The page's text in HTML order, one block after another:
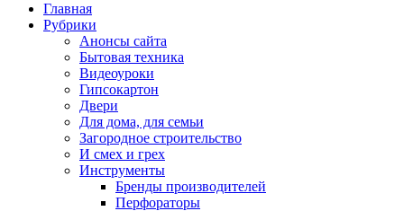
Главная
Рубрики
Анонсы сайта
Бытовая техника
Видеоуроки
Гипсокартон
Двери
Для дома, для семьи
Загородное строительство
И смех и грех
Инструменты
Бренды производителей
Перфораторы